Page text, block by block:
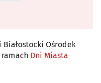
Białostocki Ośrodek
Dni Miasta